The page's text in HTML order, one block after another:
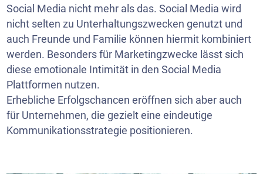
Social Media nicht mehr als das. Social Media wird
nicht selten zu Unterhaltungszwecken genutzt und
auch Freunde und Familie können hiermit kombiniert
werden. Besonders für Marketingzwecke lässt sich
diese emotionale Intimität in den Social Media
Plattformen nutzen.
Erhebliche Erfolgschancen eröffnen sich aber auch
für Unternehmen, die gezielt eine eindeutige
Kommunikationsstrategie positionieren.